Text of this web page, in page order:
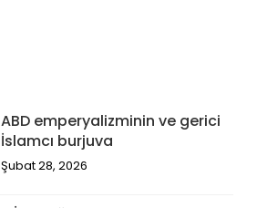
ABD emperyalizminin ve gerici
İslamcı burjuva
Şubat 28, 2026